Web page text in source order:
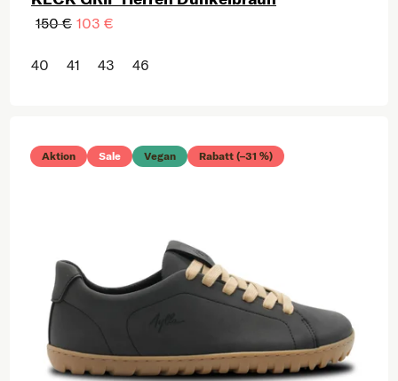
150 € 103 €
40 41 43 46
Aktion Sale Vegan Rabatt (–31 %)